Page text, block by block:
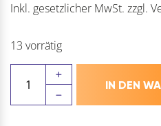
Inkl. gesetzlicher MwSt. zzgl.
13 vorrätig
Schließeinsatz
Zylinder
IN DEN